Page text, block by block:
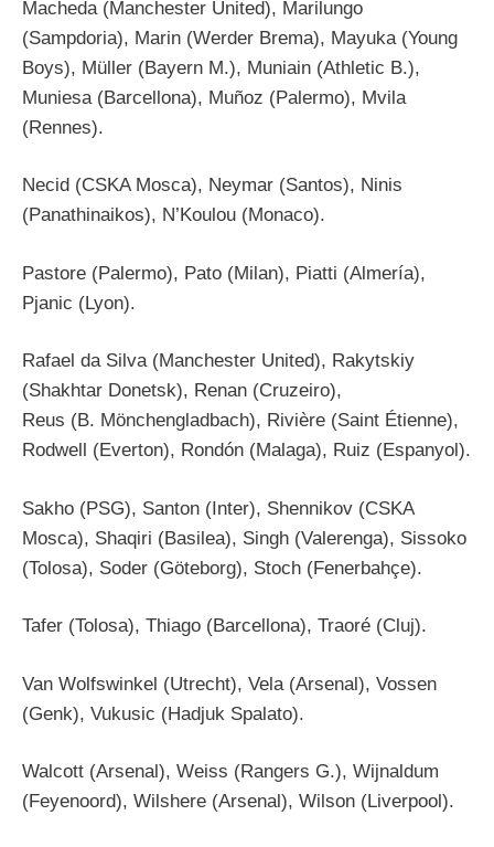
Macheda (Manchester United), Marilungo
(Sampdoria), Marin (Werder Brema), Mayuka (Young
Boys), Müller (Bayern M.), Muniain (Athletic B.),
Muniesa (Barcellona), Muñoz (Palermo), Mvila
(Rennes).
Necid (CSKA Mosca), Neymar (Santos), Ninis
(Panathinaikos), N’Koulou (Monaco).
Pastore (Palermo), Pato (Milan), Piatti (Almería),
Pjanic (Lyon).
Rafael da Silva (Manchester United), Rakytskiy
(Shakhtar Donetsk), Renan (Cruzeiro),
Reus (B. Mönchengladbach), Rivière (Saint Étienne),
Rodwell (Everton), Rondón (Malaga), Ruiz (Espanyol).
Sakho (PSG), Santon (Inter), Shennikov (CSKA
Mosca), Shaqiri (Basilea), Singh (Valerenga), Sissoko
(Tolosa), Soder (Göteborg), Stoch (Fenerbahçe).
Tafer (Tolosa), Thiago (Barcellona), Traoré (Cluj).
Van Wolfswinkel (Utrecht), Vela (Arsenal), Vossen
(Genk), Vukusic (Hadjuk Spalato).
Walcott (Arsenal), Weiss (Rangers G.), Wijnaldum
(Feyenoord), Wilshere (Arsenal), Wilson (Liverpool).